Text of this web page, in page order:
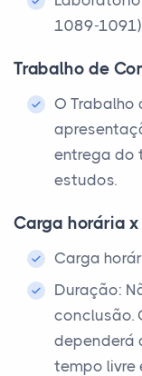
1089-1091)
Trabalho de
O Trabalho
entrega do
estudos.
Carga horária
Carga
Duração:
conclusão.
dependerá
tempo livre